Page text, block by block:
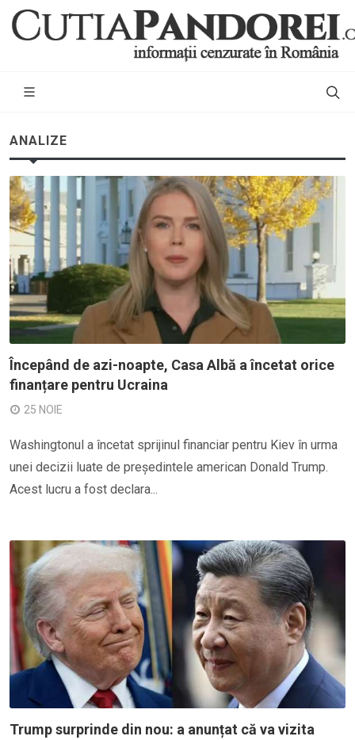
ANALIZE
Începând de azi-noapte, Casa Albă a încetat orice
finanțare pentru Ucraina
25 NOIE
Washingtonul a încetat sprijinul financiar pentru Kiev în urma
unei decizii luate de președintele american Donald Trump.
Acest lucru a fost declara...
Trump surprinde din nou: a anunțat că va vizita